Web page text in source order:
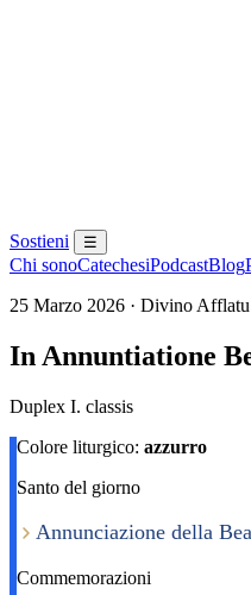
Sostieni ☰
Chi sonoCatechesiPodcastBlog
25 Marzo 2026 · Divino
In Annuntiatione
Duplex I. classis
Colore liturgico: azzurro
Santo del giorno
Annunciazione della
Commemorazioni